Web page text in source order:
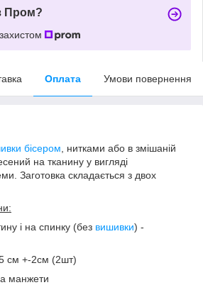
Пром?
Оплата Умови повернення
бісером , нитками або в змішаній
на тканину у вигляді
Заготовка складається з двох
і на спинку (без вишивки) -
см +-2см (2шт)
манжети